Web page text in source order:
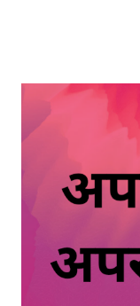
(Qualified rights)।
अधिकारों का उल्लंघन
जैसे अतिचार
law, two types of